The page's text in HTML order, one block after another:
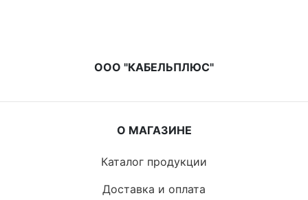
ООО "КАБЕЛЬПЛЮС"
О МАГАЗИНЕ
Каталог продукции
Доставка и оплата